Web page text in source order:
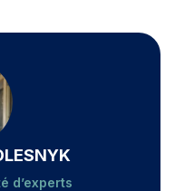
d’experts